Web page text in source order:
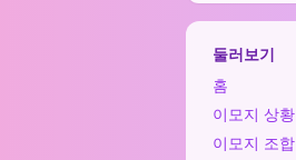
둘러보기
홈
이모지 상황
이모지 조합